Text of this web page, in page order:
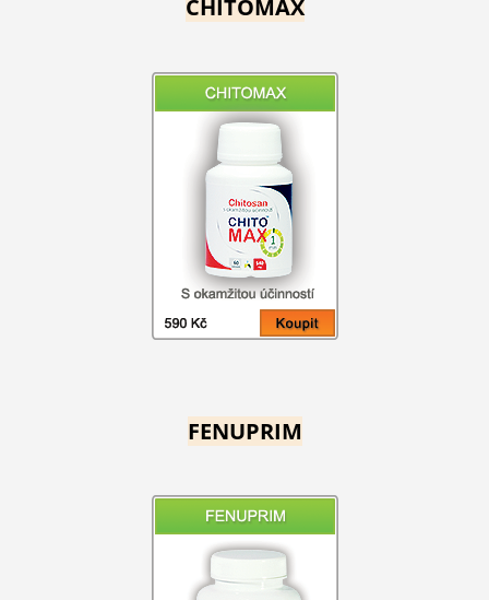
CHITOMAX
FENUPRIM